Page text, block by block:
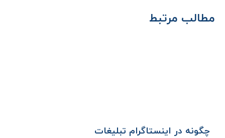
مطالب مرتبط
چگونه در اینستاگرام تبلیغات